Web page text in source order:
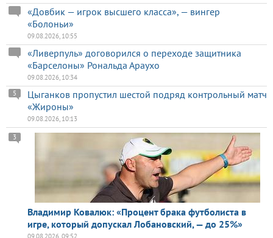
«Довбик — игрок высшего класса», — вингер
«Болоньи»
09.08.2026, 10:55
«Ливерпуль» договорился о переходе защитника
«Барселоны» Рональда Араухо
09.08.2026, 10:34
Цыганков пропустил шестой подряд контрольный матч
«Жироны»
5
09.08.2026, 10:13
Владимир Ковалюк: «Процент брака футболиста в
игре, который допускал Лобановский, — до 25%»
3